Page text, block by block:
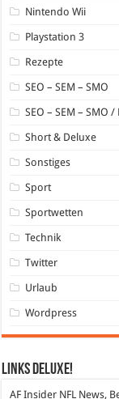
Nintendo Wii
Playstation 3
Rezepte
SEO – SEM – SMO
SEO – SEM – SMO
Short & Deluxe
Sonstiges
Sport
Sportwetten
Technik
Twitter
Urlaub
Wordpress
Links DeLuXe!
AF Insider NFL News,